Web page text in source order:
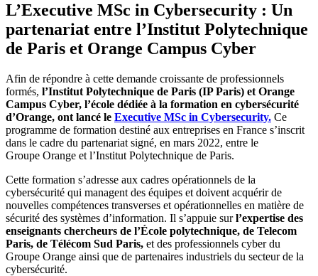
L’Executive MSc in Cybersecurity : Un
partenariat entre l’Institut Polytechnique
de Paris et Orange Campus Cyber
Afin de répondre à cette demande croissante de professionnels
formés, l’Institut Polytechnique de Paris (IP Paris) et Orange
Campus Cyber, l’école dédiée à la formation en cybersécurité
d’Orange, ont lancé le Executive MSc in Cybersecurity. Ce
programme de formation destiné aux entreprises en France s’inscrit
dans le cadre du partenariat signé, en mars 2022, entre le
Groupe Orange et l’Institut Polytechnique de Paris.
Cette formation s’adresse aux cadres opérationnels de la
cybersécurité qui managent des équipes et doivent acquérir de
nouvelles compétences transverses et opérationnelles en matière de
sécurité des systèmes d’information. Il s’appuie surl’expertise des
enseignants chercheurs de l’École polytechnique, de Telecom
Paris, de Télécom Sud Paris, et des professionnels cyber du
Groupe Orange ainsi que de partenaires industriels du secteur de la
cybersécurité.